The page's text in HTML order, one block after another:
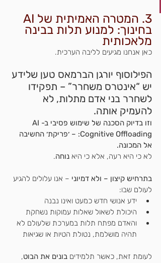
בחינוך: למנוע תלות בבינה
מלאכותית
כאן אנחנו מגיעים לליבה הערכית.
הפילוסוף יורגן הברמאס טען שלידע
יש “אינטרס משחרר” – תפקידו
לשחרר בני אדם מתלות, לא
להעמיק אותה.
וזו בדיוק הסכנה של שימוש פסיבי ב-AI
:Cognitive Offloading – ׳פריקת׳ החשיבה
אל המכונה.
לא כי היא רעה, אלא כי היא נוחה.
בתרחיש קיצון – ולא דמיוני – אנו עלולים להגיע
לעולם שבו:
ידע אנושי חדש כמעט ואינו נבנה
היכולת לשאול שאלות עמוקות נשחקת
והאדם מפתח תלות במערכת שלעולם לא
תהיה מושלמת, נטולת הטיות או שגיאות
לעומת זאת, כאשר תלמידים בונים את הבוט,